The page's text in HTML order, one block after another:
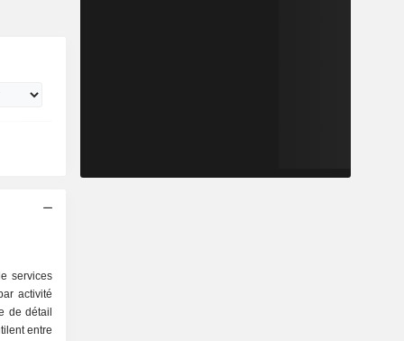
services
activité
entre